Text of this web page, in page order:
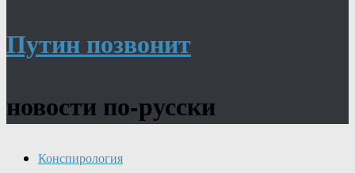
Путин позвонит
новости по-русски
Конспирология